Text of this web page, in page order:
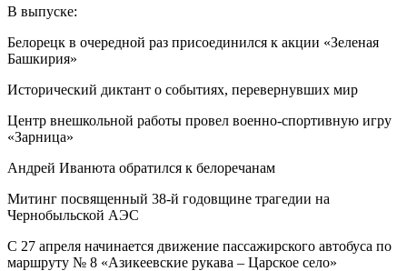
В выпуске:
Белорецк в очередной раз присоединился к акции «Зеленая
Башкирия»
Исторический диктант о событиях, перевернувших мир
Центр внешкольной работы провел военно-спортивную игру
«Зарница»
Андрей Иванюта обратился к белоречанам
Митинг посвященный 38-й годовщине трагедии на
Чернобыльской АЭС
С 27 апреля начинается движение пассажирского автобуса по
маршруту № 8 «Азикеевские рукава – Царское село»